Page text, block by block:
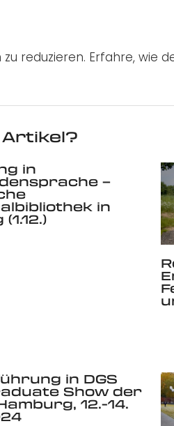
reduzieren. Erfahre, wie
in
–
in
in DGS
Show der
12.-14.